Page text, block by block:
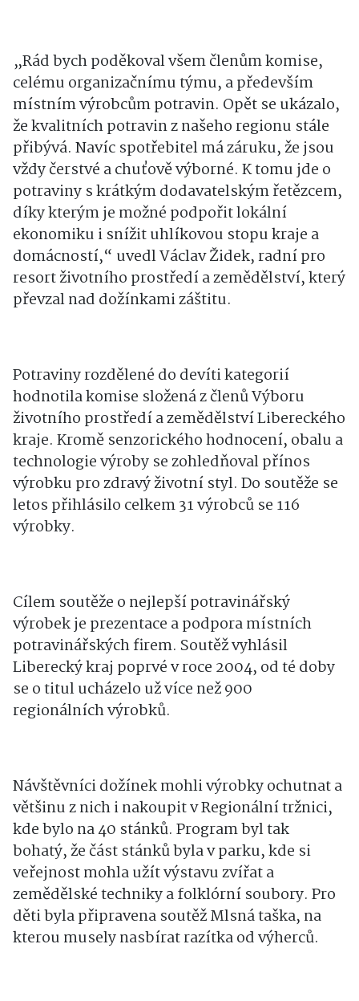
„Rád bych poděkoval všem členům komise,
celému organizačnímu týmu, a především
místním výrobcům potravin. Opět se ukázalo,
že kvalitních potravin z našeho regionu stále
přibývá. Navíc spotřebitel má záruku, že jsou
vždy čerstvé a chuťově výborné. K tomu jde o
potraviny s krátkým dodavatelským řetězcem,
díky kterým je možné podpořit lokální
ekonomiku i snížit uhlíkovou stopu kraje a
domácností,“ uvedl Václav Židek, radní pro
resort životního prostředí a zemědělství, který
převzal nad dožínkami záštitu.
Potraviny rozdělené do devíti kategorií
hodnotila komise složená z členů Výboru
životního prostředí a zemědělství Libereckého
kraje. Kromě senzorického hodnocení, obalu a
technologie výroby se zohledňoval přínos
výrobku pro zdravý životní styl. Do soutěže se
letos přihlásilo celkem 31 výrobců se 116
výrobky.
Cílem soutěže o nejlepší potravinářský
výrobek je prezentace a podpora místních
potravinářských firem. Soutěž vyhlásil
Liberecký kraj poprvé v roce 2004, od té doby
se o titul ucházelo už více než 900
regionálních výrobků.
Návštěvníci dožínek mohli výrobky ochutnat a
většinu z nich i nakoupit v Regionální tržnici,
kde bylo na 40 stánků. Program byl tak
bohatý, že část stánků byla v parku, kde si
veřejnost mohla užít výstavu zvířat a
zemědělské techniky a folklórní soubory. Pro
děti byla připravena soutěž Mlsná taška, na
kterou musely nasbírat razítka od výherců.